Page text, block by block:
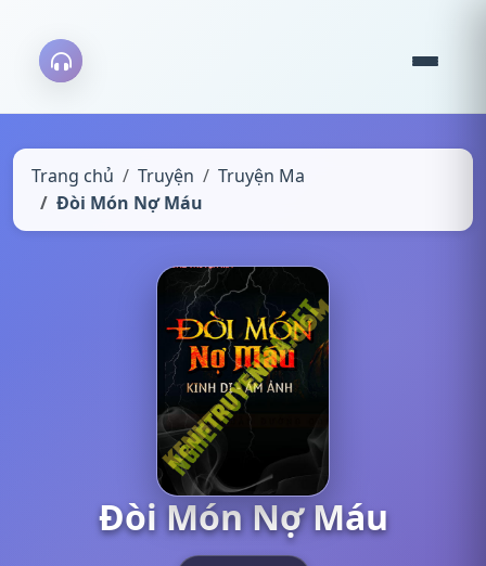
Trang chủ Truyện
Truyện Ma
Đòi Món Nợ Máu
Đòi Món Nợ Máu